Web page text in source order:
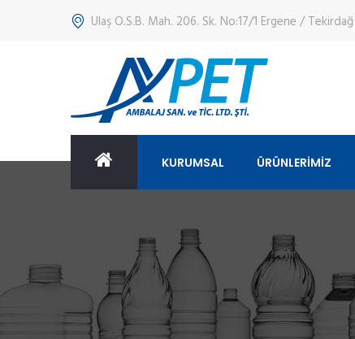
Ulaş O.S.B. Mah. 206. Sk. No:17/1 Ergene / Tekirdağ
KURUMSAL ÜRÜNLERİMİZ